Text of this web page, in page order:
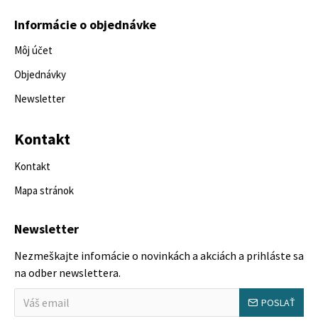
Informácie o objednávke
Môj účet
Objednávky
Newsletter
Kontakt
Kontakt
Mapa stránok
Newsletter
Nezmeškajte infomácie o novinkách a akciách a prihláste sa
na odber newslettera.
POSLAŤ